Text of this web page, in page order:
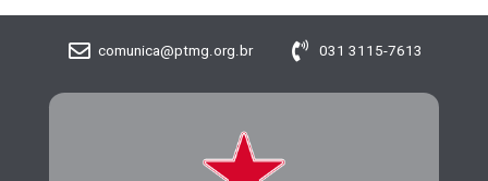
comunica@ptmg.org.br 031 3115-7613